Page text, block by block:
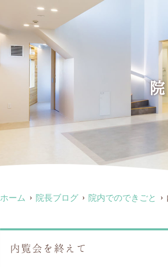
ホーム 院長ブログ 院内でのできごと
内覧会を終えて